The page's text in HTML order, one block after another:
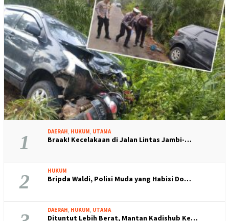
1 DAERAH HUKUM UTAMA
Braak! Kecelakaan di Jalan Lintas Jambi-…
2 HUKUM
Bripda Waldi, Polisi Muda yang Habisi Do…
DAERAH HUKUM UTAMA
Dituntut Lebih Berat, Mantan Kadishub Ke…